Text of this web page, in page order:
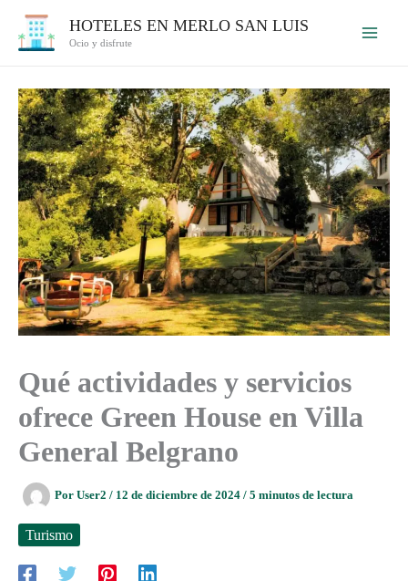
HOTELES EN MERLO SAN LUIS
Ocio y disfrute
Qué actividades y servicios
ofrece Green House en Villa
General Belgrano
Por User2 / 12 de diciembre de 2024 / 5 minutos de lectura
Turismo